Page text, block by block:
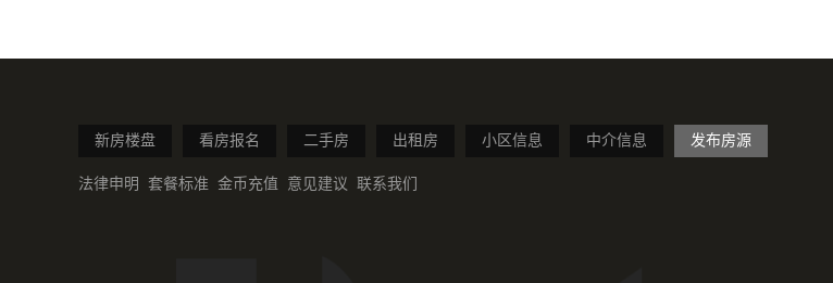
新房楼盘 看房报名 二手房 出租房 小区信息 中介信息 发布房源
法律申明 套餐标准 金币充值 意见建议 联系我们